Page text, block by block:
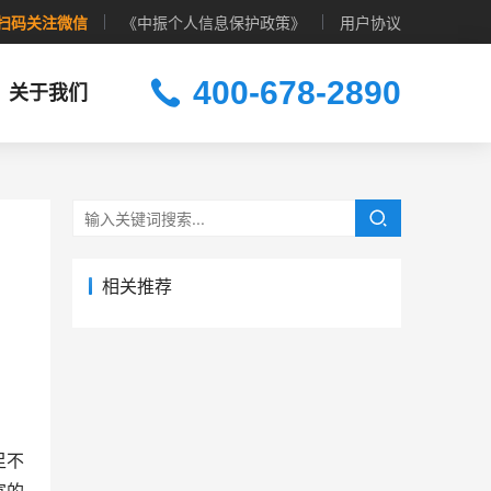
码关注微信 《中振个人信息保护政策》 用户协议
关于我们 400-678-2890
不
相关推荐